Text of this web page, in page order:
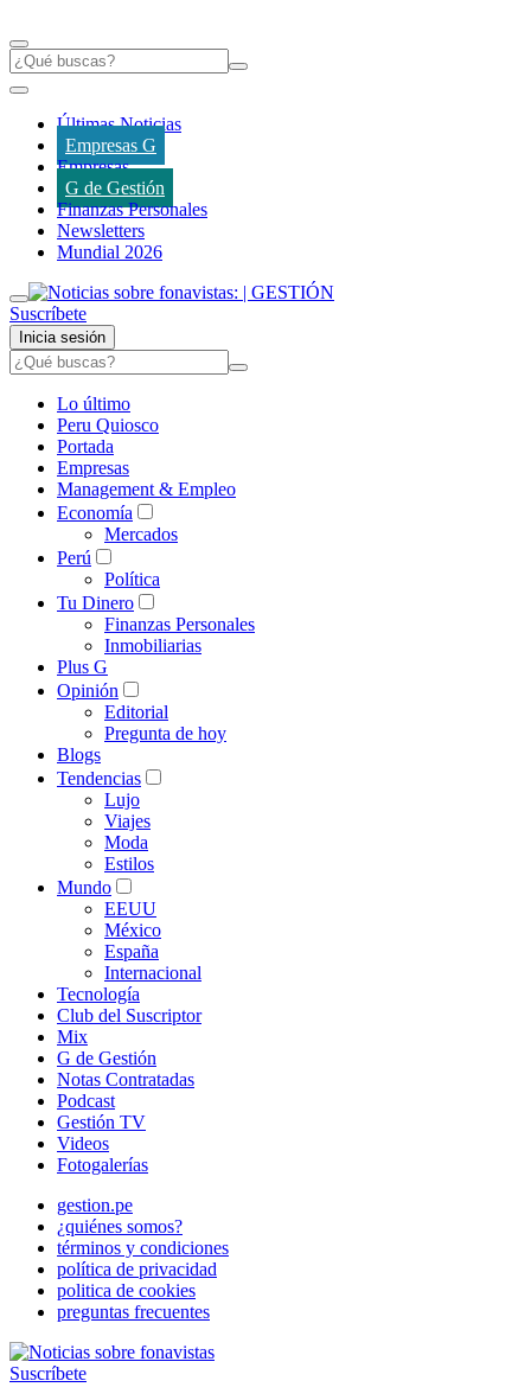
Últimas Noticias
Empresas G
Empresas
G de Gestión
Finanzas Personales
Newsletters
Mundial 2026
Suscríbete
Inicia sesión
Lo último
Peru Quiosco
Portada
Empresas
Management & Empleo
Economía
Mercados
Perú
Política
Tu Dinero
Finanzas Personales
Inmobiliarias
Plus G
Opinión
Editorial
Pregunta de hoy
Blogs
Tendencias
Lujo
Viajes
Moda
Estilos
Mundo
EEUU
México
España
Internacional
Tecnología
Club del Suscriptor
Mix
G de Gestión
Notas Contratadas
Podcast
Gestión TV
Videos
Fotogalerías
gestion.pe
¿quiénes somos?
términos y condiciones
política de privacidad
politica de cookies
preguntas frecuentes
Suscríbete